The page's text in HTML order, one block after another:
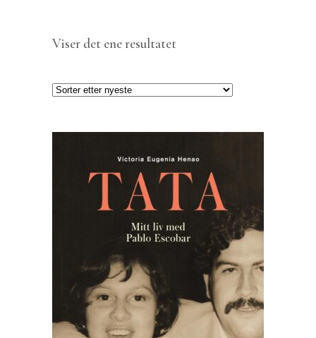
Viser det ene resultatet
LEGG I HANDLEKURV